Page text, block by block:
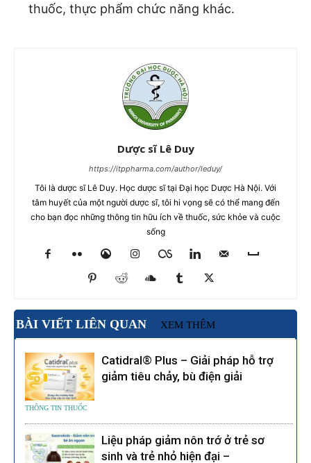
thuốc, thực phẩm chức năng khác.
Dược sĩ Lê Duy
https://itppharma.com/author/leduy/
Tôi là dược sĩ Lê Duy. Học dược sĩ tại Đại học Dược Hà Nội. Với
tâm huyết của một người dược sĩ, tôi hi vọng sẽ có thể mang đến
cho bạn đọc những thông tin hữu ích về thuốc, sức khỏe và cuộc
sống
BÀI VIẾT LIÊN QUAN XEM THÊM
THÔNG TIN THUỐC
Catidral® Plus – Giải pháp hỗ trợ
giảm tiêu chảy, bù điện giải
Liệu pháp giảm nôn trớ ở trẻ sơ
sinh và trẻ nhỏ hiện đại –